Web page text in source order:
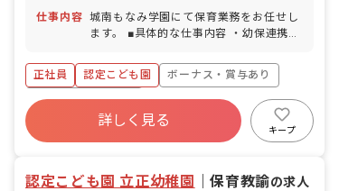
仕事内容 城南もなみ学園にて保育業務をお任せし
ます。 ■具体的な仕事内容 ・幼保連携型
務等
正社員 認定こども園
ボーナス・賞与あり
年間休日120日以上
寮・住宅・家賃補助あり
社会保険完備
残業少なめ
詳しく見る
キープ
認定こども園 立正幼稚園 ｜保育教諭の求人